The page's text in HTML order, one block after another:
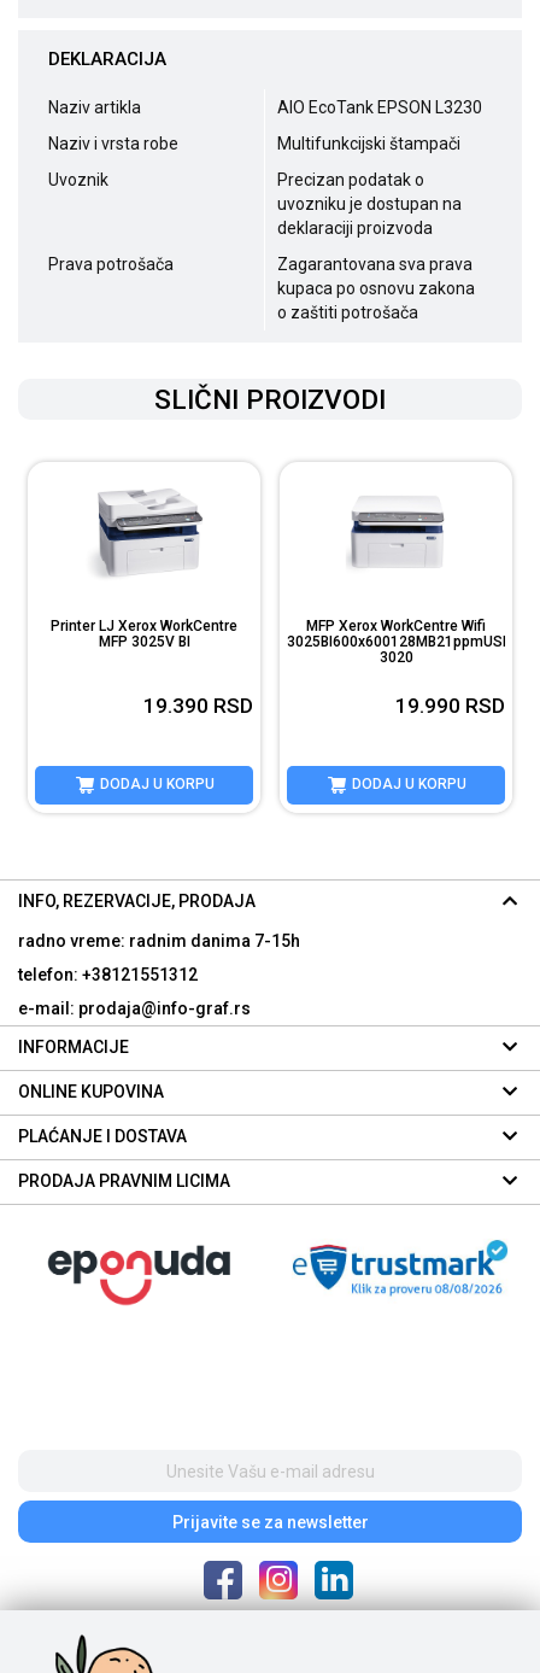
DEKLARACIJA
Naziv artikla
AIO EcoTank EPSON L3230
Naziv i vrsta robe
Multifunkcijski štampači
Uvoznik
Precizan podatak o
uvozniku je dostupan na
deklaraciji proizvoda
Prava potrošača
Zagarantovana sva prava
kupaca po osnovu zakona
o zaštiti potrošača
SLIČNI PROIZVODI
Printer LJ Xerox WorkCentre
MFP 3025V BI
19.390 RSD
DODAJ U KORPU
MFP Xerox WorkCentre Wifi
3020
19.990 RSD
DODAJ U KORPU
Prijavite se za newsletter
INFO, REZERVACIJE, PRODAJA
radno vreme: radnim danima 7-15h
telefon: +38121551312
e-mail: prodaja@info-graf.rs
INFORMACIJE
ONLINE KUPOVINA
PLAĆANJE I DOSTAVA
PRODAJA PRAVNIM LICIMA